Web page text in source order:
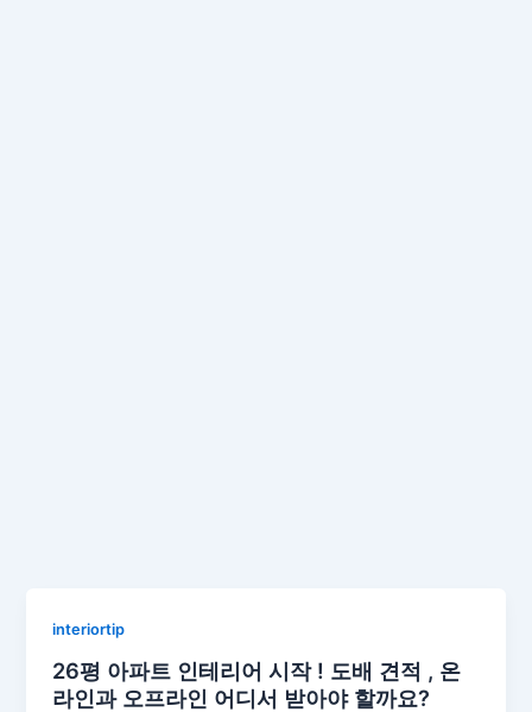
interiortip
26평 아파트 인테리어 시작 ! 도배 견적 , 온
라인과 오프라인 어디서 받아야 할까요?